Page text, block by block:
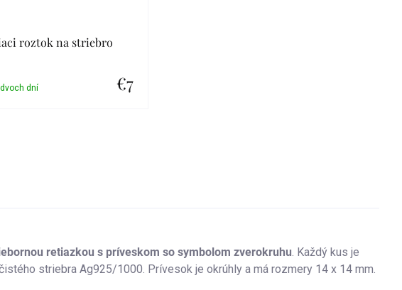
roztok na striebro
€7
retiazkou s príveskom so symbolom zverokruhu. Každý kus je
striebra Ag925/1000. Prívesok je okrúhly a má rozmery 14 x 14 mm.